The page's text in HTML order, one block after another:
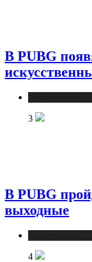
В PUBG
3
В PUBG
выходные
4